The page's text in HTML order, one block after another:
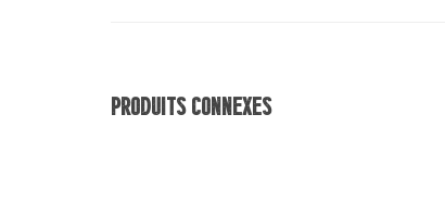
Produits Connexes